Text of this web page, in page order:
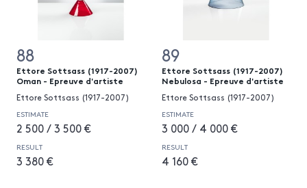
88
Ettore Sottsass (1917-2007)
Oman - Epreuve d'artiste
Ettore Sottsass (1917-2007)
ESTIMATE
2 500 / 3 500 €
RESULT
3 380 €
89
Ettore Sottsass (1917-2007)
Nebulosa - Epreuve d'artiste
Ettore Sottsass (1917-2007)
ESTIMATE
3 000 / 4 000 €
RESULT
4 160 €